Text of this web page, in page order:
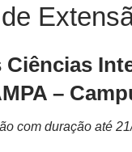
Ciências
–
com duração até